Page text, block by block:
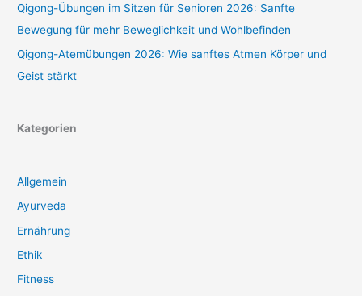
Qigong-Übungen im Sitzen für Senioren 2026: Sanfte
Bewegung für mehr Beweglichkeit und Wohlbefinden
Qigong-Atemübungen 2026: Wie sanftes Atmen Körper und
Geist stärkt
Kategorien
Allgemein
Ayurveda
Ernährung
Ethik
Fitness